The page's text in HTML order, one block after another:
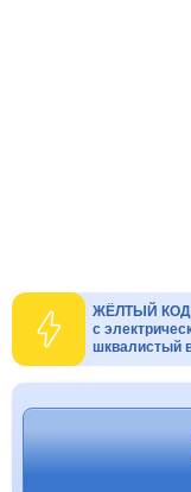
ЖЁЛТЫЙ КОД:
с
шквалистый